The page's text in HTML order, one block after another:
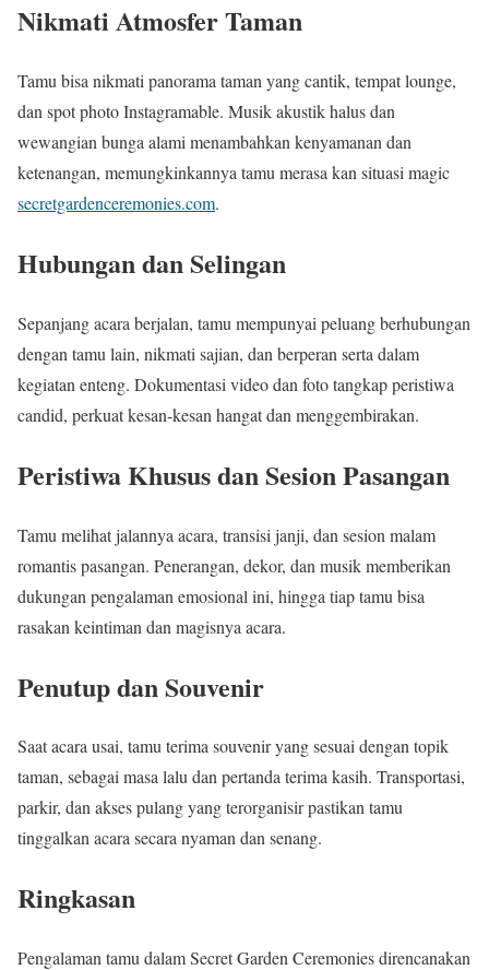
Nikmati Atmosfer Taman
Tamu bisa nikmati panorama taman yang cantik, tempat lounge,
dan spot photo Instagramable. Musik akustik halus dan
wewangian bunga alami menambahkan kenyamanan dan
ketenangan, memungkinkannya tamu merasa kan situasi magic
secretgardenceremonies.com.
Hubungan dan Selingan
Sepanjang acara berjalan, tamu mempunyai peluang berhubungan
dengan tamu lain, nikmati sajian, dan berperan serta dalam
kegiatan enteng. Dokumentasi video dan foto tangkap peristiwa
candid, perkuat kesan-kesan hangat dan menggembirakan.
Peristiwa Khusus dan Sesion Pasangan
Tamu melihat jalannya acara, transisi janji, dan sesion malam
romantis pasangan. Penerangan, dekor, dan musik memberikan
dukungan pengalaman emosional ini, hingga tiap tamu bisa
rasakan keintiman dan magisnya acara.
Penutup dan Souvenir
Saat acara usai, tamu terima souvenir yang sesuai dengan topik
taman, sebagai masa lalu dan pertanda terima kasih. Transportasi,
parkir, dan akses pulang yang terorganisir pastikan tamu
tinggalkan acara secara nyaman dan senang.
Ringkasan
Pengalaman tamu dalam Secret Garden Ceremonies direncanakan